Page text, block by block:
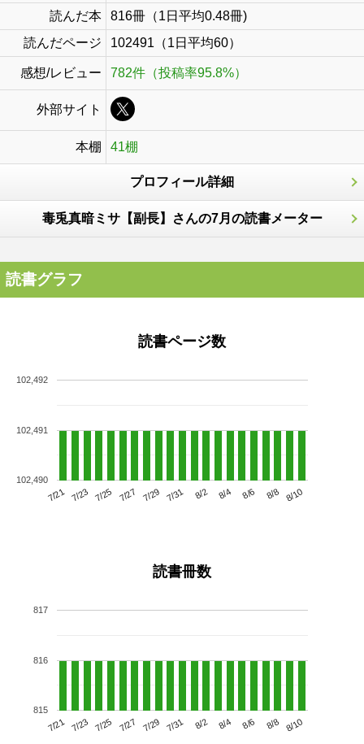
読んだ本
816冊（1日平均0.48冊)
読んだページ
102491（1日平均60）
感想/レビュー 782件（投稿率95.8%）
外部サイト
本棚 41棚
プロフィール詳細
毒兎真暗ミサ【副長】さんの7月の読書メーター
読書グラフ
読書ページ数
7/21 7/23 7/25 7/27 7/29 7/31 8/2 8/4 8/6 8/8 8/10
102,490
102,491
102,492
読書冊数
7/21 7/23 7/25 7/27 7/29 7/31 8/2 8/4 8/6 8/8 8/10
815
816
817